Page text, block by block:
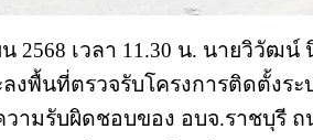
2568 เวลา 11.30 น. นายวิวัฒ
งพื้นที่ตรวจรับโครงการติดตั้งร
ามรับผิดชอบของ อบจ.ราชบุรี